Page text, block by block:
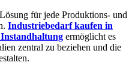
für jede Produktions- und
Industriebedarf kaufen in
ermöglicht es
zentral zu beziehen und die